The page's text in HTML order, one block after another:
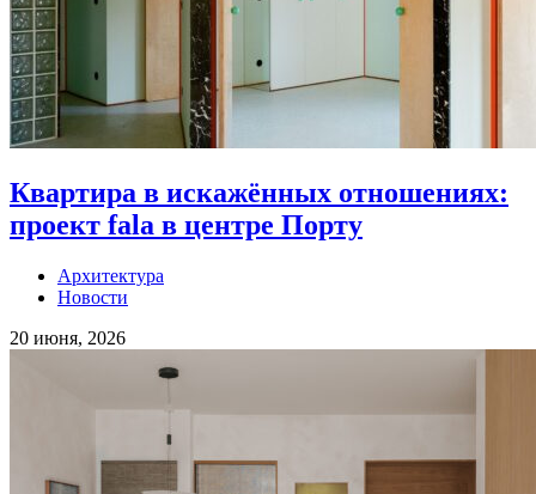
Квартира в искажённых отношениях:
проект fala в центре Порту
Архитектура
Новости
20 июня, 2026